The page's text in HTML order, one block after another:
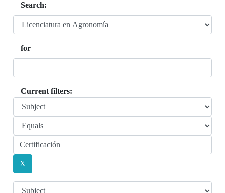
Search:
for
Current filters: